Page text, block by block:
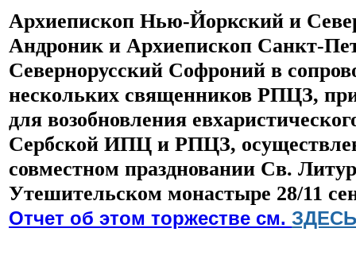
Архиепископ Нью-Йоркский и
Андроник и Архиепископ Санкт-
Севернорусский Софроний в
нескольких священников РПЦЗ,
для возобновления
Сербской ИПЦ и РПЦЗ,
совместном праздновании Св.
Отчет об этом торжестве см. ЗДЕСЬ